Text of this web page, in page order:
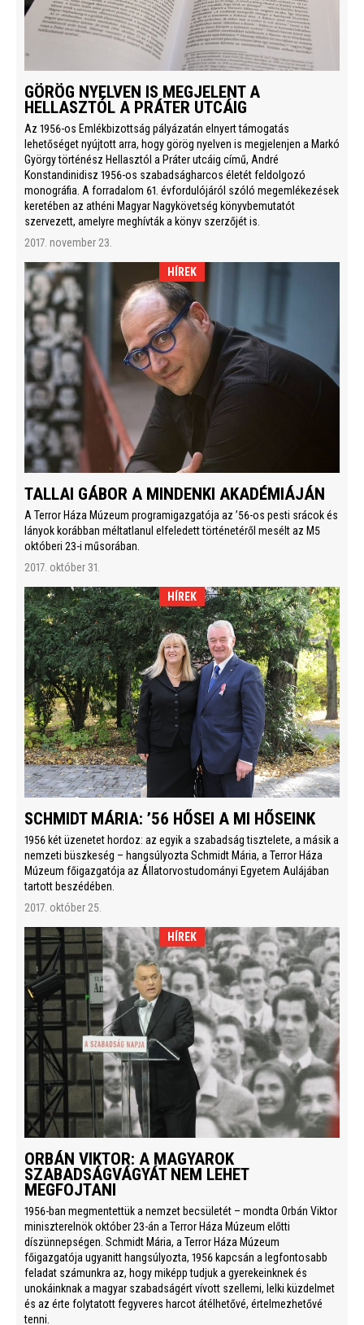
GÖRÖG NYELVEN IS MEGJELENT A
HELLASZTÓL A PRÁTER UTCÁIG
Az 1956-os Emlékbizottság pályázatán elnyert támogatás
lehetőséget nyújtott arra, hogy görög nyelven is megjelenjen a Markó
György történész Hellasztól a Práter utcáig című, André
Konstandinidisz 1956-os szabadságharcos életét feldolgozó
monográfia. A forradalom 61. évfordulójáról szóló megemlékezések
keretében az athéni Magyar Nagykövetség könyvbemutatót
szervezett, amelyre meghívták a könyv szerzőjét is.
2017. november 23.
HÍREK
TALLAI GÁBOR A MINDENKI AKADÉMIÁJÁN
A Terror Háza Múzeum programigazgatója az ’56-os pesti srácok és
lányok korábban méltatlanul elfeledett történetéről mesélt az M5
októberi 23-i műsorában.
2017. október 31.
HÍREK
SCHMIDT MÁRIA: ’56 HŐSEI A MI HŐSEINK
1956 két üzenetet hordoz: az egyik a szabadság tisztelete, a másik a
nemzeti büszkeség – hangsúlyozta Schmidt Mária, a Terror Háza
Múzeum főigazgatója az Állatorvostudományi Egyetem Aulájában
tartott beszédében.
2017. október 25.
HÍREK
ORBÁN VIKTOR: A MAGYAROK
SZABADSÁGVÁGYÁT NEM LEHET
MEGFOJTANI
1956-ban megmentettük a nemzet becsületét – mondta Orbán Viktor
miniszterelnök október 23-án a Terror Háza Múzeum előtti
díszünnepségen. Schmidt Mária, a Terror Háza Múzeum
főigazgatója ugyanitt hangsúlyozta, 1956 kapcsán a legfontosabb
feladat számunkra az, hogy miképp tudjuk a gyerekeinknek és
unokáinknak a magyar szabadságért vívott szellemi, lelki küzdelmet
és az érte folytatott fegyveres harcot átélhetővé, értelmezhetővé
tenni.